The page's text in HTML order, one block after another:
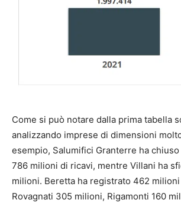
Come si può notare dalla prima tabella
analizzando imprese di dimensioni
esempio, Salumifici Granterre ha
786 milioni di ricavi, mentre Villani ha
milioni. Beretta ha registrato 462
Rovagnati 305 milioni, Rigamonti 160